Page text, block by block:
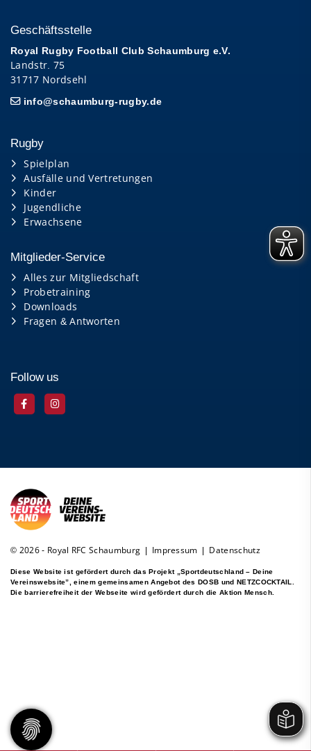
Geschäftsstelle
Royal Rugby Football Club Schaumburg e.V.
Landstr. 75
31717 Nordsehl
info@schaumburg-rugby.de
Rugby
Spielplan
Ausfälle und Vertretungen
Kinder
Jugendliche
Erwachsene
Mitglieder-Service
Alles zur Mitgliedschaft
Probetraining
Downloads
Fragen & Antworten
Follow us
© 2026 - Royal RFC Schaumburg | Impressum | Datenschutz
Diese Website ist gefördert durch das Projekt „Sportdeutschland – Deine
Vereinswebsite”, einem gemeinsamen Angebot des DOSB und NETZCOCKTAIL.
Die barrierefreiheit der Webseite wird gefördert durch die Aktion Mensch.